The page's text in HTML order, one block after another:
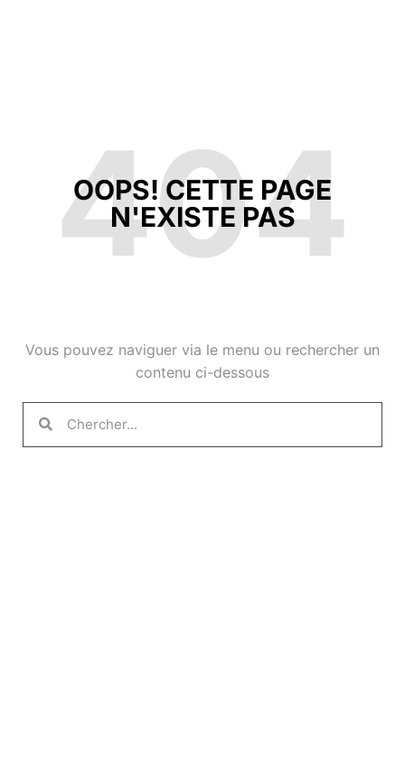
404
OOPS! CETTE PAGE
N'EXISTE PAS
Vous pouvez naviguer via le menu ou rechercher un
contenu ci-dessous